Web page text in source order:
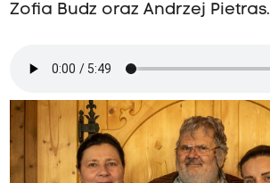
Zofia Budz oraz Andrzej Pietras.